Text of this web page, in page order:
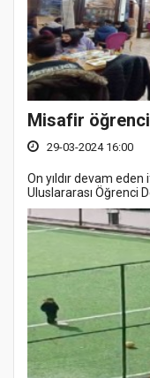
Misafir
29-03-2024 16:00
On yıldır devam
Uluslararası Öğrenci